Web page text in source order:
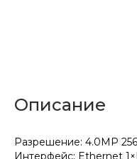
Описание
Разрешение: 4.0МР
Интерфейс: Ethernet